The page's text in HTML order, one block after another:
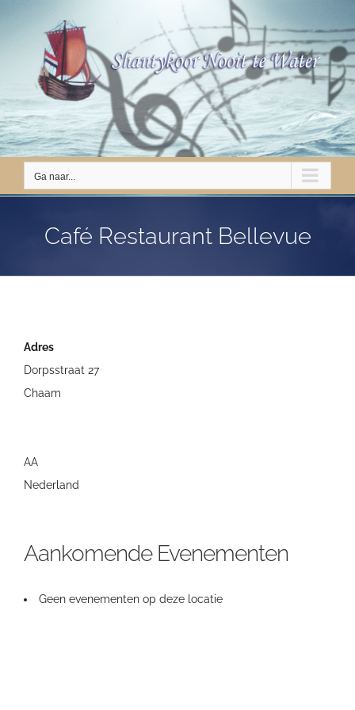
Ga naar...
Café Restaurant Bellevue
Adres
Dorpsstraat 27
Chaam
AA
Nederland
Aankomende Evenementen
Geen evenementen op deze locatie